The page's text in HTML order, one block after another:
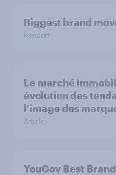
Biggest brand
Rapport
Le marché
évolution des
l’image des
Article
YouGov Best